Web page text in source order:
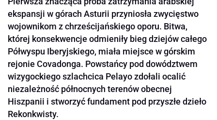
ekspansji w górach Asturii przyniosła zwycięstwo
wojownikom z chrześcijańskiego oporu. Bitwa,
której konsekwencje odmieniły bieg dziejów całego
Półwyspu Iberyjskiego, miała miejsce w górskim
rejonie Covadonga. Powstańcy pod dowództwem
wizygockiego szlachcica Pelayo zdołali ocalić
niezależność północnych terenów obecnej
Hiszpanii i stworzyć fundament pod przyszłe dzieło
Rekonkwisty.